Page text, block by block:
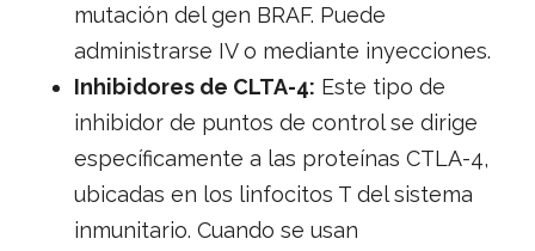
mutación del gen BRAF. Puede
administrarse IV o mediante inyecciones.
Inhibidores de CLTA-4: Este tipo de
inhibidor de puntos de control se dirige
específicamente a las proteínas CTLA-4,
ubicadas en los linfocitos T del sistema
inmunitario. Cuando se usan